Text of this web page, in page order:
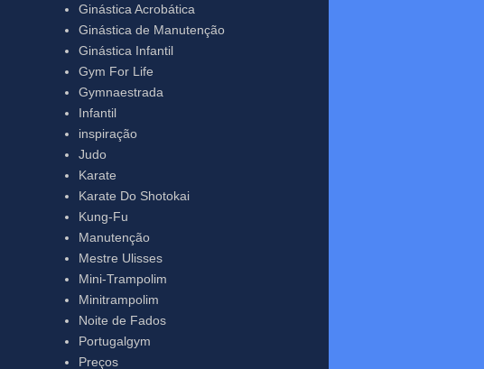
Ginástica Acrobática
Ginástica de Manutenção
Ginástica Infantil
Gym For Life
Gymnaestrada
Infantil
inspiração
Judo
Karate
Karate Do Shotokai
Kung-Fu
Manutenção
Mestre Ulisses
Mini-Trampolim
Minitrampolim
Noite de Fados
Portugalgym
Preços